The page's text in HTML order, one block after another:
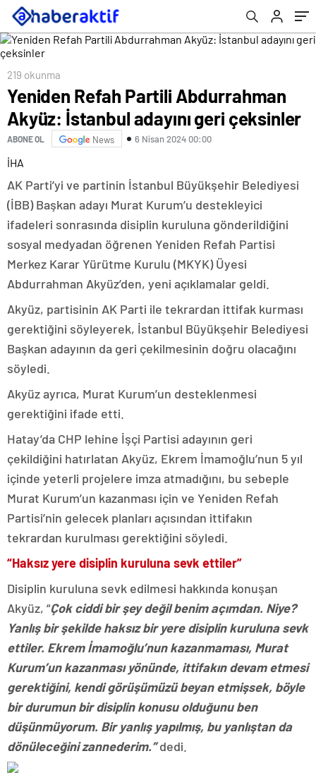
219 okunma
Yeniden Refah Partili Abdurrahman
Akyüz: İstanbul adayını geri çeksinler
ABONE OL News 6 Nisan 2024 00:00
İHA
AK Parti’yi ve partinin İstanbul Büyükşehir Belediyesi
(İBB) Başkan adayı Murat Kurum’u destekleyici
ifadeleri sonrasında disiplin kuruluna gönderildiğini
sosyal medyadan öğrenen Yeniden Refah Partisi
Merkez Karar Yürütme Kurulu (MKYK) Üyesi
Abdurrahman Akyüz’den, yeni açıklamalar geldi.
Akyüz, partisinin AK Parti ile tekrardan ittifak kurması
gerektiğini söyleyerek, İstanbul Büyükşehir Belediyesi
Başkan adayının da geri çekilmesinin doğru olacağını
söyledi.
Akyüz ayrıca, Murat Kurum’un desteklenmesi
gerektiğini ifade etti.
Hatay’da CHP lehine İşçi Partisi adayının geri
çekildiğini hatırlatan Akyüz, Ekrem İmamoğlu’nun 5 yıl
içinde yeterli projelere imza atmadığını, bu sebeple
Murat Kurum’un kazanması için ve Yeniden Refah
Partisi’nin gelecek planları açısından ittifakın
tekrardan kurulması gerektiğini söyledi.
“Haksız yere disiplin kuruluna sevk ettiler”
Disiplin kuruluna sevk edilmesi hakkında konuşan
Akyüz, “Çok ciddi bir şey değil benim açımdan. Niye?
Yanlış bir şekilde haksız bir yere disiplin kuruluna sevk
ettiler. Ekrem İmamoğlu’nun kazanmaması, Murat
Kurum’un kazanması yönünde, ittifakın devam etmesi
gerektiğini, kendi görüşümüzü beyan etmişsek, böyle
bir durumun bir disiplin konusu olduğunu ben
düşünmüyorum. Bir yanlış yapılmış, bu yanlıştan da
dönüleceğini zannederim.”dedi.